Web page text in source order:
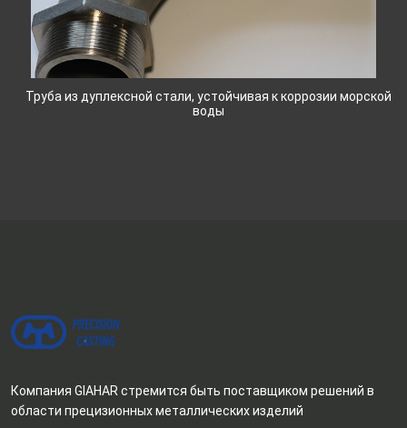
Труба из дуплексной стали, устойчивая к коррозии морской
воды
Компания GIAHAR стремится быть поставщиком решений в
области прецизионных металлических изделий